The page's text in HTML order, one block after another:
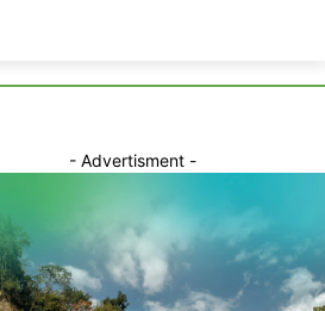
- Advertisment -